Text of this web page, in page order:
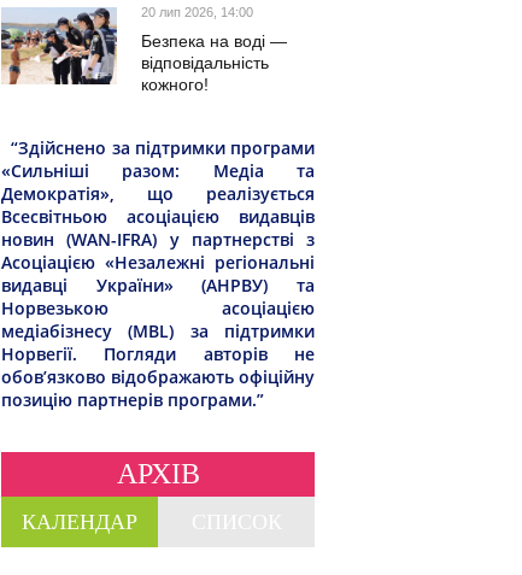
20 лип 2026, 14:00
Безпека на воді —
відповідальність
кожного!
“Здійснено за підтримки програми
«Сильніші разом: Медіа та
Демократія», що реалізується
Всесвітньою асоціацією видавців
новин (WAN-IFRA) у партнерстві з
Асоціацією «Незалежні регіональні
видавці України» (АНРВУ) та
Норвезькою асоціацією
медіабізнесу (MBL) за підтримки
Норвегії. Погляди авторів не
обов’язково відображають офіційну
позицію партнерів програми.”
АРХІВ
КАЛЕНДАР